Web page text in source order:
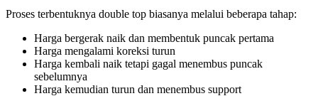
Proses terbentuknya double top biasanya melalui beberapa tahap:
Harga bergerak naik dan membentuk puncak pertama
Harga mengalami koreksi turun
Harga kembali naik tetapi gagal menembus puncak
sebelumnya
Harga kemudian turun dan menembus support